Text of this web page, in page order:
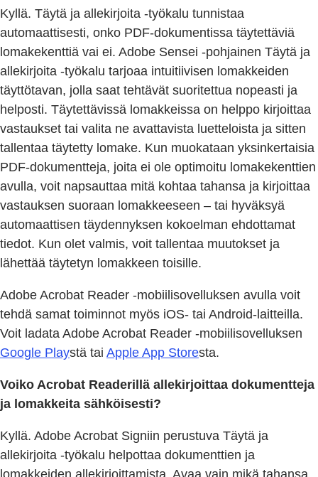
Kyllä. Täytä ja allekirjoita -työkalu tunnistaa
automaattisesti, onko PDF-dokumentissa täytettäviä
lomakekenttiä vai ei. Adobe Sensei -pohjainen Täytä ja
allekirjoita -työkalu tarjoaa intuitiivisen lomakkeiden
täyttötavan, jolla saat tehtävät suoritettua nopeasti ja
helposti. Täytettävissä lomakkeissa on helppo kirjoittaa
vastaukset tai valita ne avattavista luetteloista ja sitten
tallentaa täytetty lomake. Kun muokataan yksinkertaisia
PDF-dokumentteja, joita ei ole optimoitu lomakekenttien
avulla, voit napsauttaa mitä kohtaa tahansa ja kirjoittaa
vastauksen suoraan lomakkeeseen – tai hyväksyä
automaattisen täydennyksen kokoelman ehdottamat
tiedot. Kun olet valmis, voit tallentaa muutokset ja
lähettää täytetyn lomakkeen toisille.
Adobe Acrobat Reader -mobiilisovelluksen avulla voit
tehdä samat toiminnot myös iOS- tai Android-laitteilla.
Voit ladata Adobe Acrobat Reader -mobiilisovelluksen
Google Playstä tai Apple App Storesta.
Voiko Acrobat Readerillä allekirjoittaa dokumentteja
ja lomakkeita sähköisesti?
Kyllä. Adobe Acrobat Signiin perustuva Täytä ja
allekirjoita -työkalu helpottaa dokumenttien ja
lomakkeiden allekirjoittamista. Avaa vain mikä tahansa